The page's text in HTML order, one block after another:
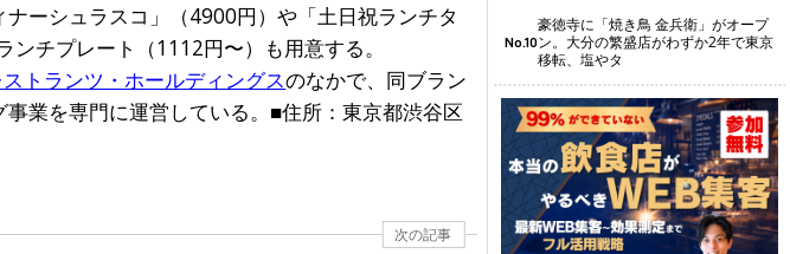
ーシュラスコ」（4900円）や「土日祝ランチタ
チプレート（1112円〜）も用意する。
トランツ・ホールディングスのなかで、同ブラン
業を専門に運営している。■住所：東京都渋谷区
次の記事
No.10
豪徳寺に「焼き鳥 金兵衛」がオープ
ン。大分の繁盛店がわずか2年で東京
移転、塩やタ